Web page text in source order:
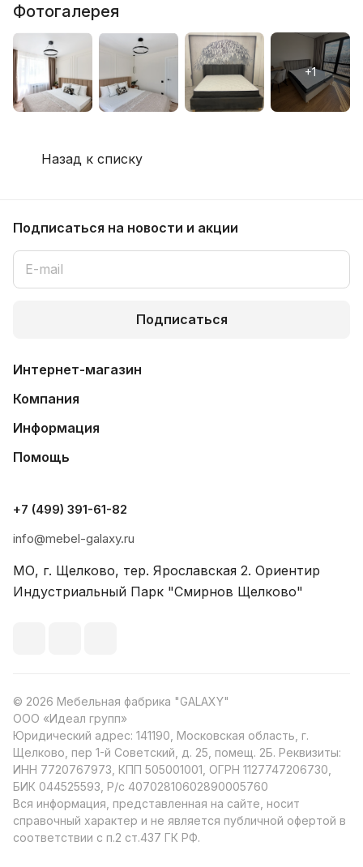
Фотогалерея
Назад к списку
Подписаться на новости и акции
Подписаться
Интернет-магазин
Компания
Информация
Помощь
+7 (499) 391-61-82
info@mebel-galaxy.ru
МО, г. Щелково, тер. Ярославская 2. Ориентир
Индустриальный Парк "Смирнов Щелково"
© 2026 Мебельная фабрика "GALAXY"
ООО «Идеал групп»
Юридический адрес: 141190, Московская область, г.
Щелково, пер 1-й Советский, д. 25, помещ. 2Б. Реквизиты:
ИНН 7720767973, КПП 505001001, ОГРН 1127747206730,
БИК 044525593, Р/с 40702810602890005760
Вся информация, представленная на сайте, носит
справочный характер и не является публичной офертой в
соответствии с п.2 ст.437 ГК РФ.